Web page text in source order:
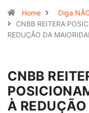
Home
Diga
CNBB REITERA
REDUÇÃO DA
CNBB
À